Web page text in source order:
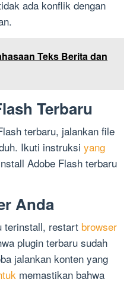
ada konflik dengan
Teks Berita dan
Terbaru
terbaru, jalankan file
Ikuti instruksi yang
Adobe Flash terbaru
Anda
terinstall, restart browser
plugin terbaru sudah
jalankan konten yang
memastikan bahwa